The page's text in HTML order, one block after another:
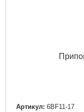
Артикул: 6BF11-17